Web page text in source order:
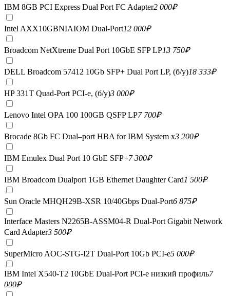
IBM 8GB PCI Express Dual Port FC Adapter2 000₽
Intel AXX10GBNIAIOM Dual-Port12 000₽
Broadcom NetXtreme Dual Port 10GbE SFP LP13 750₽
DELL Broadcom 57412 10Gb SFP+ Dual Port LP, (б/у)18 333₽
HP 331T Quad-Port PCI-e, (б/у)3 000₽
Lenovo Intel OPA 100 100GB QSFP LP7 700₽
Brocade 8Gb FC Dual–port HBA for IBM System x3 200₽
IBM Emulex Dual Port 10 GbE SFP+7 300₽
IBM Broadcom Dualport 1GB Ethernet Daughter Card1 500₽
Sun Oracle MHQH29B-XSR 10/40Gbps Dual-Port6 875₽
Interface Masters N2265B-ASSM04-R Dual-Port Gigabit Network
Card Adapter3 500₽
SuperMicro AOC-STG-I2T Dual-Port 10Gb PCI-e5 000₽
IBM Intel X540-T2 10GbE Dual-Port PCI-e низкий профиль7
000₽